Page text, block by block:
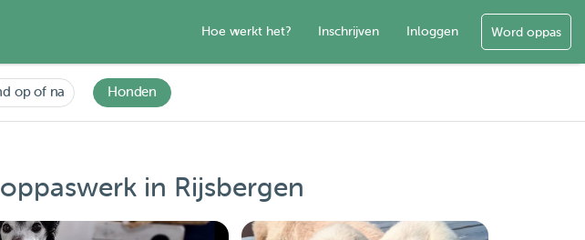
Hoe werkt het? Inschrijven Inloggen Word oppas
op of na Honden
in Rijsbergen